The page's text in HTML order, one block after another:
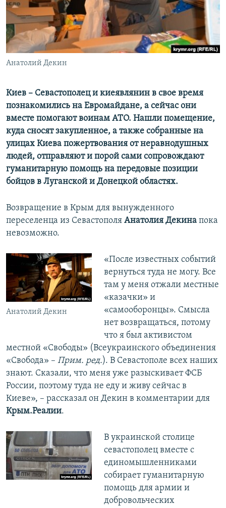
ПОБЕДИТЕЛЕЙ НЕ СУДЯТ?
КРЫМ.НЕПОКОРЕННЫЙ
ELIFBE
УКРАИНСКАЯ ПРОБЛЕМА КРЫМА
ПРИСОЕДИНЯЙТЕСЬ!
Анатолий Декин
Киев – Севастополец и киеявлянин в свое время
познакомились на Евромайдане, а сейчас они
вместе помогают воинам АТО. Нашли помещение,
куда сносят закупленное, а также собранные на
улицах Киева пожертвования от неравнодушных
людей, отправляют и порой сами сопровождают
гуманитарную помощь на передовые позиции
бойцов в Луганской и Донецкой областях.
Возвращение в Крым для вынужденного
переселенца из Севастополя Анатолия Декина пока
невозможно.
Анатолий Декин
«После известных событий
вернуться туда не могу. Все
там у меня отжали местные
«казачки» и
«самооборонцы». Смысла
нет возвращаться, потому
что я был активистом
местной «Свободы» (Всеукраинского объединения
«Свобода» – Прим. ред.). В Севастополе всех наших
знают. Сказали, что меня уже разыскивает ФСБ
России, поэтому туда не еду и живу сейчас в
Киеве», – рассказал он Декин в комментарии для
Крым.Реалии.
В украинской столице
севастополец вместе с
единомышленниками
собирает гуманитарную
помощь для армии и
добровольческих